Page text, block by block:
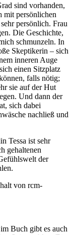
sind vorhanden,
mit persönlichen
persönlich. Frau
Die Geschichte,
schmunzeln. In
Skeptikerin – sich
inneren Auge
einen Sitzplatz
falls nötig;
sie auf der Hut
Und dann der
sich dabei
nachließ und
Tessa ist sehr
gehaltenen
der
von rcm-
Buch gibt es auch